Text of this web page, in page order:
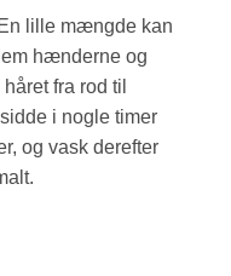
En lille mængde kan
hænderne og
fra rod til
i nogle timer
og vask derefter